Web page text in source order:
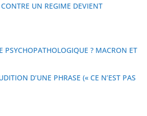
UN REGIME DEVIENT
PSYCHOPATHOLOGIQUE ? MACRON ET
D’UNE PHRASE (« CE N’EST PAS